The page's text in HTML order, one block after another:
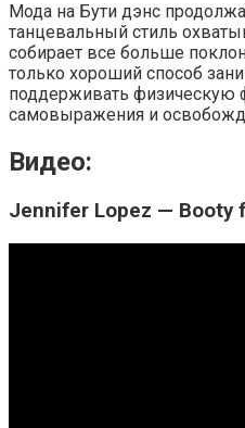
Мода на Бути дэнс
танцевальный стиль
собирает все больше
только хороший способ
поддерживать физическую
самовыражения и
Видео:
Jennifer Lopez — Booty